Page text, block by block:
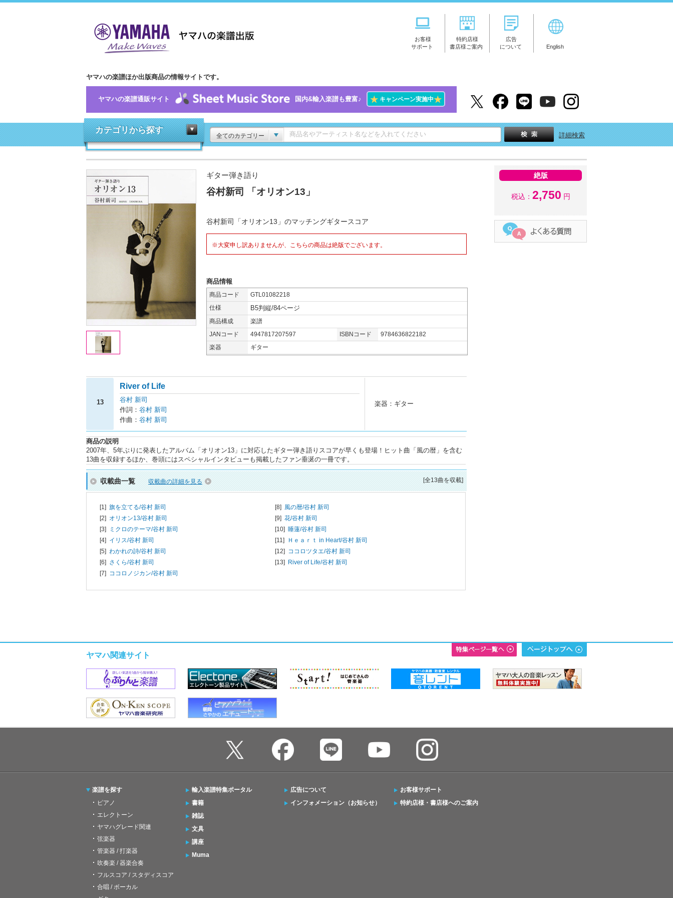
お客様
サポート
特約店様
書店様ご案内
広告
について
English
ヤマハの楽譜ほか出版商品の情報サイトです。
ヤマハの楽譜通販サイト 国内&輸入楽譜も豊富♪ ★キャンペーン実施中★
カテゴリから探す
全てのカテゴリー 詳細検索
ギター弾き語り
谷村新司 「オリオン13」
谷村新司「オリオン13」のマッチングギタースコア
※大変申し訳ありませんが、こちらの商品は絶版でございます。
商品情報
商品コード
GTL01082218
仕様
B5判縦/84ページ
商品構成
楽譜
JANコード
4947817207597 ISBNコード
9784636822182
楽器
ギター
13
River of Life
谷村 新司
作詞： 谷村 新司
作曲： 谷村 新司
楽器：ギター
商品の説明
2007年、5年ぶりに発表したアルバム「オリオン13」に対応したギター弾き語りスコアが早くも登場！ヒット曲「風の暦」を含む
13曲を収録するほか、巻頭にはスペシャルインタビューも掲載したファン垂涎の一冊です。
収載曲一覧 収載曲の詳細を見る [全13曲を収載]
[1] 旗を立てる/谷村 新司
[2] オリオン13/谷村 新司
[3]
ミクロのテーマ/谷村 新司
[4] イリス/谷村 新司
[5] わかれの詩/谷村 新司
[6] さくら/谷村 新司
[7] ココロノジカン/谷村 新司
[8] 風の暦/谷村 新司
[9] 花/谷村 新司
[10] 睡蓮/谷村 新司
[11]
Ｈｅａｒｔ in Heart/谷村 新司
[12] ココロツタエ/谷村 新司
[13] River of Life/谷村 新司
絶版
税込： 2,750 円
ヤマハ関連サイト
楽譜を探す
ピアノ
エレクトーン
ヤマハグレード関連
弦楽器
管楽器 / 打楽器
吹奏楽 / 器楽合奏
フルスコア / スタディスコア
合唱 / ボーカル
輸入楽譜特集ポータル
書籍
雑誌
文具
講座
Muma
広告について
インフォメーション（お知らせ）
お客様サポート
特約店様・書店様へのご案内